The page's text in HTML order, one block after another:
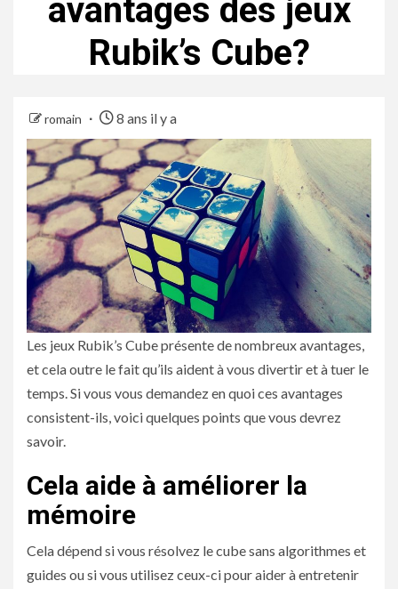
avantages des jeux
Rubik’s Cube?
romain 8 ans il y a
Les jeux Rubik’s Cube présente de nombreux avantages,
et cela outre le fait qu’ils aident à vous divertir et à tuer le
temps. Si vous vous demandez en quoi ces avantages
consistent-ils, voici quelques points que vous devrez
savoir.
Cela aide à améliorer la
mémoire
Cela dépend si vous résolvez le cube sans algorithmes et
guides ou si vous utilisez ceux-ci pour aider à entretenir